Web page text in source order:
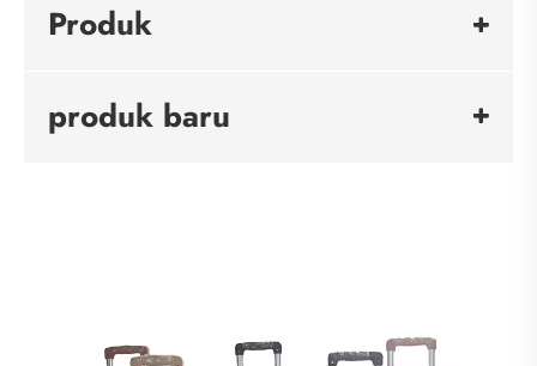
Produk
produk baru